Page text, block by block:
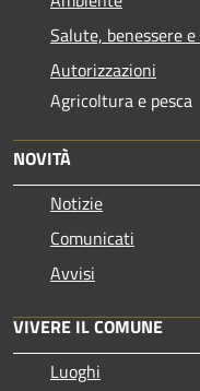
Salute, benessere
Autorizzazioni
Agricoltura e pesca
NOVITÀ
Notizie
Comunicati
Avvisi
VIVERE IL COMUNE
Luoghi